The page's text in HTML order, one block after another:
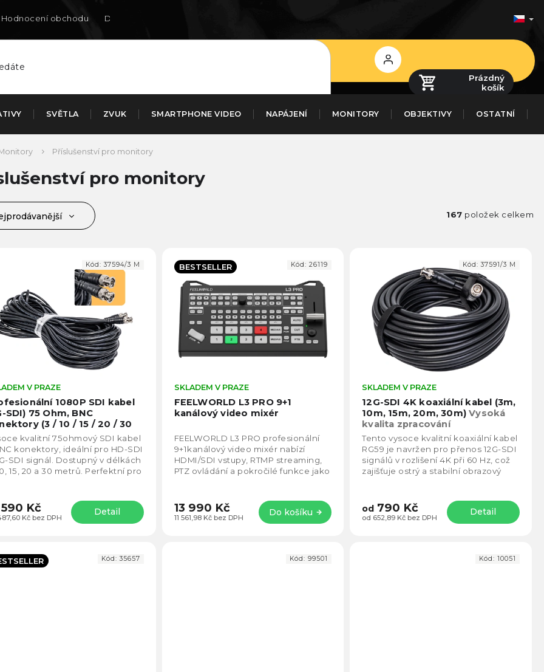
Hodnocení obchodu Doručení na SK
Přihlášení
Prázdný
košík
SVĚTLA ZVUK SMARTPHONE VIDEO NAPÁJENÍ MONITORY OBJEKTIVY OSTATNÍ
Příslušenství pro monitory
pro monitory
167 položek celkem
1080P SDI kabel
SDI) 75 Ohm, BNC
(3 / 10 / 15 / 20 / 30
Průměrné
hodnocení
produktu
hvězdiček.
V PRAZE
Kč bez DPH
590 Kč Detail
kvalitní 75ohmový SDI kabel
konektory, ideální pro HD-SDI
SDI signál. Dostupný v délkách
15, 20 a 30 metrů. Perfektní pro
Kód:37594/3 M BESTSELLER
FEELWORLD L3 PRO 9+1
kanálový video mixér
Průměrné
hodnocení
produktu
hvězdiček.
SKLADEM V PRAZE
11 561,98 Kč bez DPH
13 990 Kč Do košíku
FEELWORLD L3 PRO profesionální
9+1kanálový video mixér nabízí
HDMI/SDI vstupy, RTMP streaming,
PTZ ovládání a pokročilé funkce jako
Kód:26119
12G-SDI 4K koaxiální kabel (3m,
10m, 15m, 20m, 30m)Vysoká
kvalita zpracování
SKLADEM V PRAZE
od 652,89 Kč bez DPH
od 790 Kč Detail
Tento vysoce kvalitní koaxiální kabel
RG59 je navržen pro přenos 12G-SDI
signálů v rozlišení 4K při 60 Hz, což
zajišťuje ostrý a stabilní obrazový
Kód:37591/3 M
Kód:35657 Kód:99501 Kód: 10051